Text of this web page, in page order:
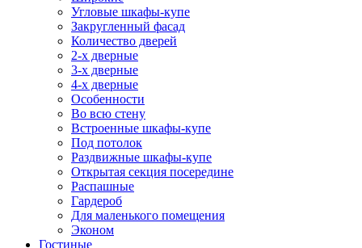
Угловые шкафы-купе
Закругленный фасад
Количество дверей
2-х дверные
3-х дверные
4-х дверные
Особенности
Во всю стену
Встроенные шкафы-купе
Под потолок
Раздвижные шкафы-купе
Открытая секция посередине
Распашные
Гардероб
Для маленького помещения
Эконом
Гостиные